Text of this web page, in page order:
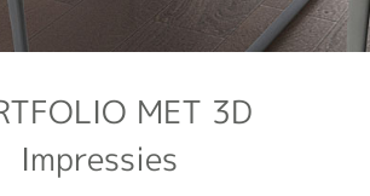
MET 3D
Impressies